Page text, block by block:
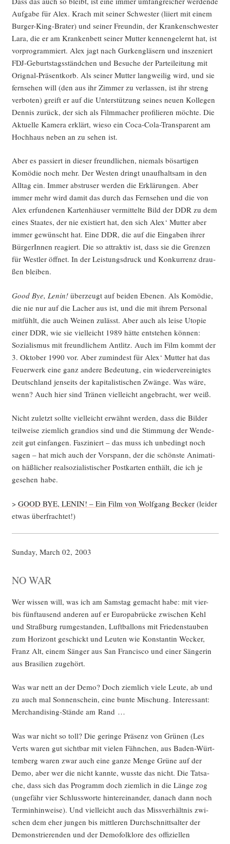
Auf­ga­be für Alex. Krach mit sei­ner Schwes­ter (liiert mit einem
Bur­ger-King-Bra­ter) und sei­ner Freun­din, der Kran­ken­schwes­ter
Lara, die er am Kran­ken­bett sei­ner Mut­ter ken­nen­ge­lernt hat, ist
vor­pro­gram­miert. Alex jagt nach Gur­ken­glä­sern und insze­niert
FDJ-Geburts­tags­ständ­chen und Besu­che der Par­tei­lei­tung mit
Ori­gnal-Prä­sent­korb. Als sei­ner Mut­ter lang­wei­lig wird, und sie
fern­se­hen will (den aus ihr Zim­mer zu ver­las­sen, ist ihr streng
ver­bo­ten) greift er auf die Unter­stüt­zung sei­nes neu­en Kol­le­gen
Den­nis zurück, der sich als Film­ma­cher pro­fi­lie­ren möch­te. Die
Aktu­el­le Kame­ra erklärt, wie­so ein Coca-Cola-Trans­pa­rent am
Hoch­haus neben an zu sehen ist.
Aber es pas­siert in die­ser freund­li­chen, nie­mals bös­ar­ti­gen
Komö­die noch mehr. Der Wes­ten dringt unauf­halt­sam in den
All­tag ein. Immer abstru­ser wer­den die Erklä­run­gen. Aber
immer mehr wird damit das durch das Fern­se­hen und die von
Alex erfun­de­nen Kar­ten­häu­ser ver­mit­tel­te Bild der DDR zu dem
eines Staa­tes, der nie exis­tiert hat, den sich Alex‘ Mut­ter aber
immer gewünscht hat. Eine DDR, die auf die Ein­ga­ben ihrer
Bür­ge­rIn­nen reagiert. Die so attrak­tiv ist, dass sie die Gren­zen
für West­ler öff­net. In der Leis­tungs­druck und Kon­kur­renz drau­
ßen bleiben.
Good Bye, Lenin!über­zeugt auf bei­den Ebe­nen. Als Komö­die,
die nie nur auf die Lacher aus ist, und die mit ihrem Per­so­nal
mit­fühlt, die auch Wei­nen zulässt. Aber auch als lei­se Uto­pie
einer DDR, wie sie viel­leicht 1989 hät­te ent­ste­hen kön­nen:
Sozia­lis­mus mit freund­li­chem Ant­litz. Auch im Film kommt der
3. Okto­ber 1990 vor. Aber zumin­dest für Alex‘ Mut­ter hat das
Feu­er­werk eine ganz ande­re Bedeu­tung, ein wie­der­ver­ei­nig­tes
Deutsch­land jen­seits der kapi­ta­lis­ti­schen Zwän­ge. Was wäre,
wenn? Auch hier sind Trä­nen viel­leicht ange­bracht, wer weiß.
Nicht zuletzt soll­te viel­leicht erwähnt wer­den, dass die Bil­der
teil­wei­se ziem­lich gran­di­os sind und die Stim­mung der Wen­de­
zeit gut ein­fan­gen. Fas­zi­niert – das muss ich unbe­dingt noch
sagen – hat mich auch der Vor­spann, der die schöns­te Ani­ma­ti­
on häß­li­cher real­so­zia­lis­ti­scher Post­kar­ten ent­hält, die ich je
gese­hen habe.
> GOOD BYE, LENIN! – Ein Film von Wolf­gang Becker(lei­der
etwas überfrachtet!)
Sun­day, March 02, 2003
NO WAR
Wer wis­sen will, was ich am Sams­tag gemacht habe: mit vier-
bis fünf­tau­send ande­ren auf er Euro­pa­brü­cke zwi­schen Kehl
und Straß­burg rum­ge­stan­den, Luft­bal­lons mit Frie­dens­tau­ben
zum Hori­zont geschickt und Leu­ten wie Kon­stan­tin Wecker,
Franz Alt, einem Sän­ger aus San Fran­cis­co und einer Sän­ge­rin
aus Bra­si­li­en zugehört.
Was war nett an der Demo? Doch ziem­lich vie­le Leu­te, ab und
zu auch mal Son­nen­schein, eine bun­te Mischung. Inter­es­sant:
Mer­chan­di­sing-Stän­de am Rand …
Was war nicht so toll? Die gerin­ge Prä­senz von Grü­nen (Les
Verts waren gut sicht­bar mit vie­len Fähn­chen, aus Baden-Würt­
tem­berg waren zwar auch eine gan­ze Men­ge Grü­ne auf der
Demo, aber wer die nicht kann­te, wuss­te das nicht. Die Tat­sa­
che, dass sich das Pro­gramm doch ziem­lich in die Län­ge zog
(unge­fähr vier Schluss­wor­te hin­ter­ein­an­der, danach dann noch
Ter­min­hin­wei­se). Und viel­leicht auch das Miss­ver­hält­nis zwi­
schen dem eher jun­gen bis mitt­le­ren Durch­schnitts­al­ter der
Demons­trie­ren­den und der Demo­folk­lo­re des offi­zi­el­len